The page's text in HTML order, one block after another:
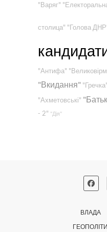
"Варяг"
столица" "Голова
"Антифа"
"Вкидання" "Гречка"
"Ахметовські"
- 2" "Дія"
ВЛАДА